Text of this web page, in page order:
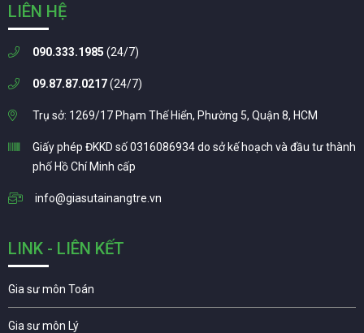
LIÊN HỆ
090.333.1985 (24/7)
09.87.87.0217(24/7)
Trụ sở: 1269/17 Phạm Thế Hiển, Phường 5, Quận 8, HCM
Giấy phép ĐKKD số 0316086934 do sở kế hoạch và đầu tư thành
phố Hồ Chí Minh cấp
info@giasutainangtre.vn
LINK - LIÊN KẾT
Gia sư môn Toán
Gia sư môn Lý